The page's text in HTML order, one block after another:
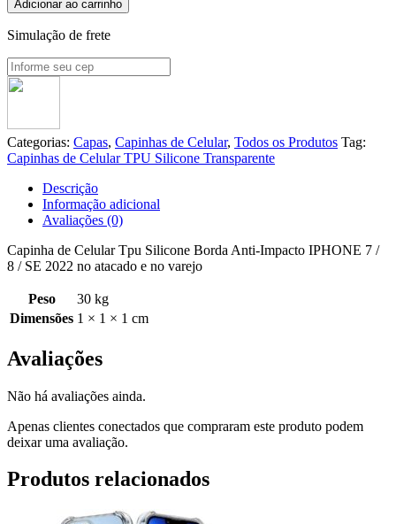
Adicionar ao carrinho
Simulação de frete
Categorias: Capas, Capinhas de Celular, Todos os Produtos Tag:
Capinhas de Celular TPU Silicone Transparente
Descrição
Informação adicional
Avaliações (0)
Capinha de Celular Tpu Silicone Borda Anti-Impacto IPHONE 7 /
8 / SE 2022 no atacado e no varejo
Peso
30 kg
Dimensões 1 × 1 × 1 cm
Avaliações
Não há avaliações ainda.
Apenas clientes conectados que compraram este produto podem
deixar uma avaliação.
Produtos relacionados